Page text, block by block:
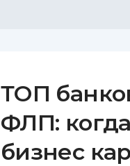
ТОП
ФЛП:
бизнес